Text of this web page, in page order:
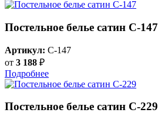
Постельное белье сатин С-147
Артикул: C-147
от 3 188 ₽
Подробнее
Постельное белье сатин С-229